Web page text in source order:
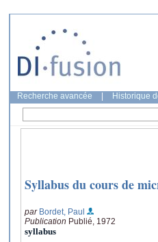
Recherche avancée Historique
Syllabus du cours de
par Bordet, Paul
Publication Publié, 1972
syllabus